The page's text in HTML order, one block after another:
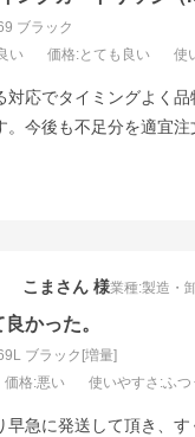
ブラック
い 価格:とても良い 使
対応でタイミングよく品
。今後も不足分を適宜注
かった。
ブラック[増量]
価格:悪い 使いやすさ :ふつ
こまさん 業種:製造・
早急に発送して頂き、す